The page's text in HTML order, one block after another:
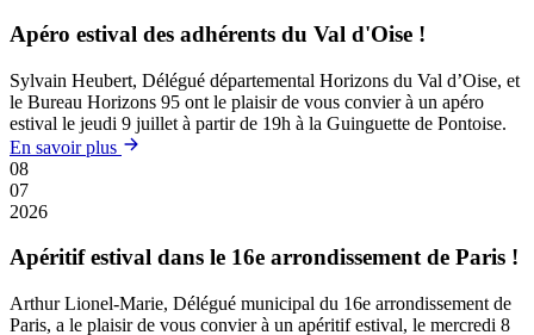
Apéro estival des adhérents du Val d'Oise !
Sylvain Heubert, Délégué départemental Horizons du Val d’Oise, et
le Bureau Horizons 95 ont le plaisir de vous convier à un apéro
estival le jeudi 9 juillet à partir de 19h à la Guinguette de Pontoise.
En savoir plus
08
07
2026
Apéritif estival dans le 16e arrondissement de Paris !
Arthur Lionel-Marie, Délégué municipal du 16e arrondissement de
Paris, a le plaisir de vous convier à un apéritif estival, le mercredi 8